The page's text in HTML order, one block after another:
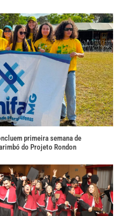
primeira semana de
do Projeto Rondon